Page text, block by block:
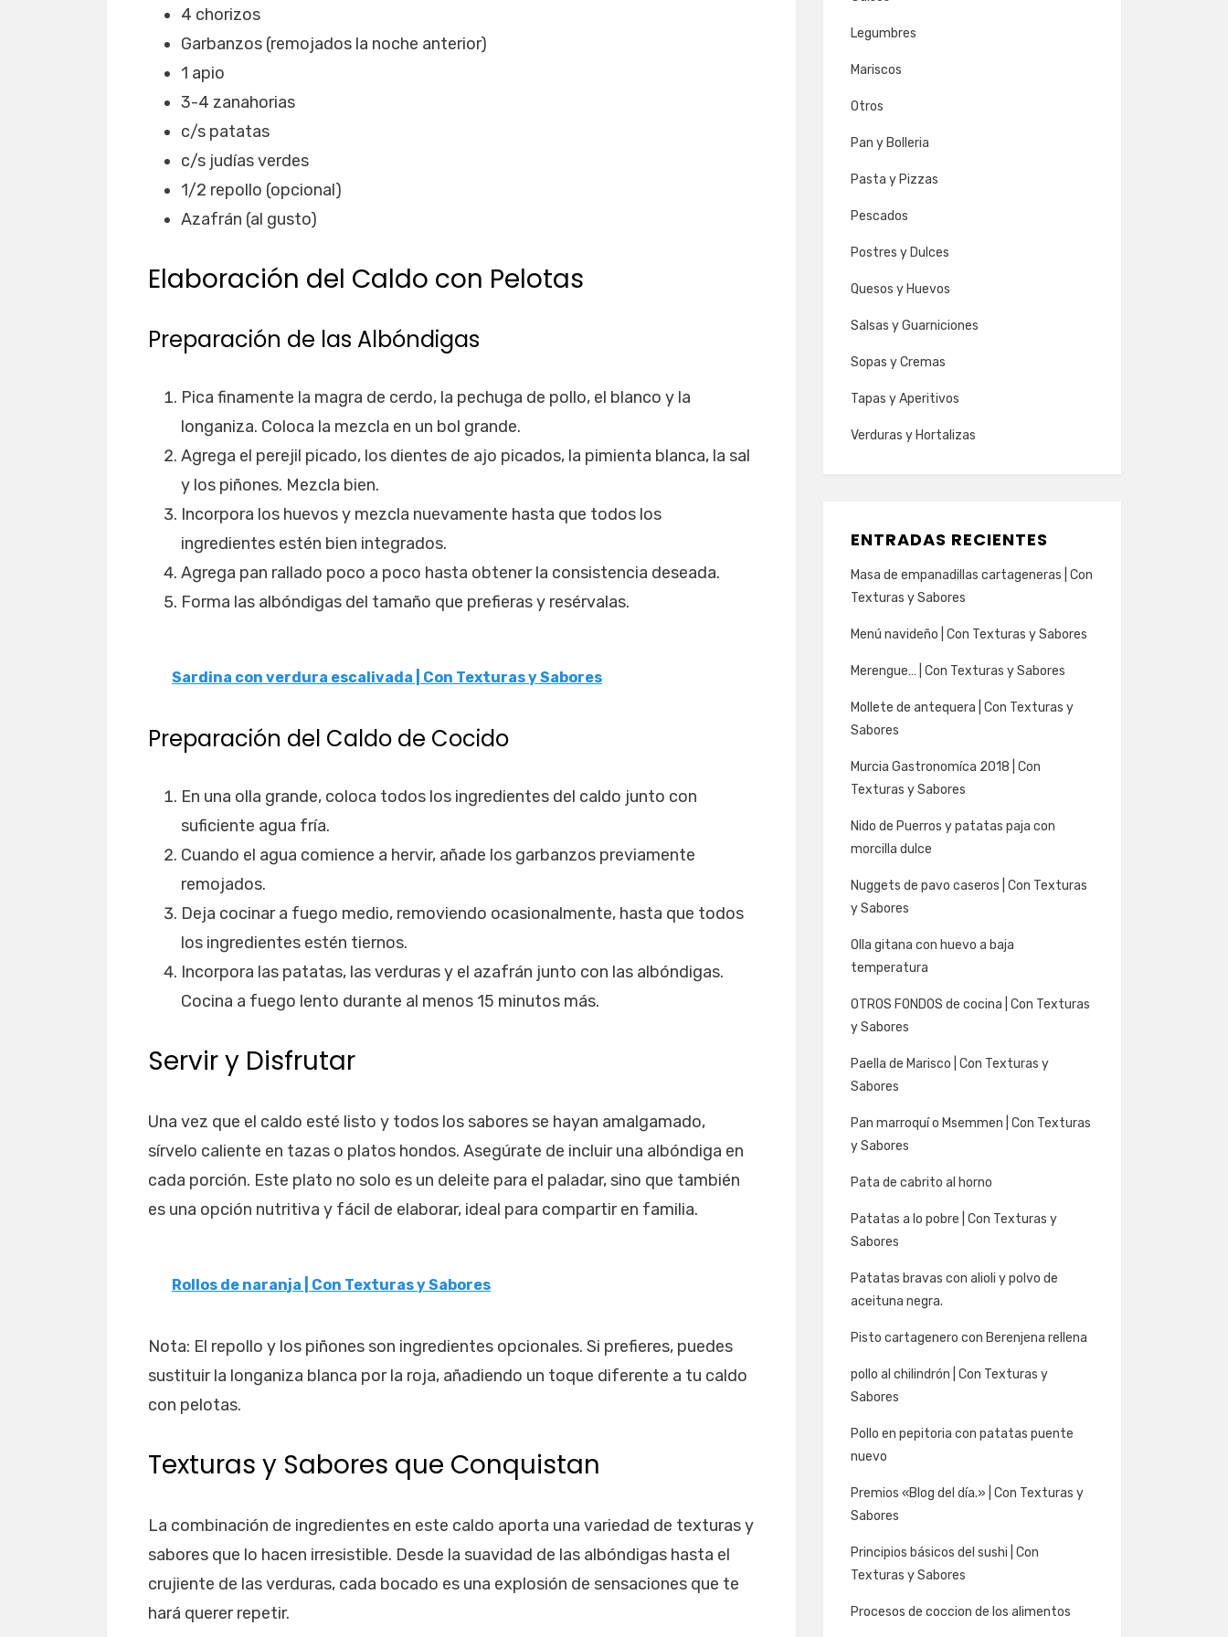
4 chorizos
Garbanzos (remojados la noche anterior)
1 apio
3-4 zanahorias
c/s patatas
c/s judías verdes
1/2 repollo (opcional)
Azafrán (al gusto)
Elaboración del Caldo con Pelotas
Preparación de las Albóndigas
Pica finamente la magra de cerdo, la pechuga de pollo, el blanco y la
longaniza. Coloca la mezcla en un bol grande.
Agrega el perejil picado, los dientes de ajo picados, la pimienta blanca, la sal
y los piñones. Mezcla bien.
Incorpora los huevos y mezcla nuevamente hasta que todos los
ingredientes estén bien integrados.
Agrega pan rallado poco a poco hasta obtener la consistencia deseada.
Forma las albóndigas del tamaño que prefieras y resérvalas.
Sardina con verdura escalivada | Con Texturas y Sabores
Preparación del Caldo de Cocido
En una olla grande, coloca todos los ingredientes del caldo junto con
suficiente agua fría.
Cuando el agua comience a hervir, añade los garbanzos previamente
remojados.
Deja cocinar a fuego medio, removiendo ocasionalmente, hasta que todos
los ingredientes estén tiernos.
Incorpora las patatas, las verduras y el azafrán junto con las albóndigas.
Cocina a fuego lento durante al menos 15 minutos más.
Servir y Disfrutar
Una vez que el caldo esté listo y todos los sabores se hayan amalgamado,
sírvelo caliente en tazas o platos hondos. Asegúrate de incluir una albóndiga en
cada porción. Este plato no solo es un deleite para el paladar, sino que también
es una opción nutritiva y fácil de elaborar, ideal para compartir en familia.
Rollos de naranja | Con Texturas y Sabores
Nota: El repollo y los piñones son ingredientes opcionales. Si prefieres, puedes
sustituir la longaniza blanca por la roja, añadiendo un toque diferente a tu caldo
con pelotas.
Texturas y Sabores que Conquistan
La combinación de ingredientes en este caldo aporta una variedad de texturas y
sabores que lo hacen irresistible. Desde la suavidad de las albóndigas hasta el
crujiente de las verduras, cada bocado es una explosión de sensaciones que te
hará querer repetir.
Legumbres
Mariscos
Otros
Pan y Bolleria
Pasta y Pizzas
Pescados
Postres y Dulces
Quesos y Huevos
Salsas y Guarniciones
Sopas y Cremas
Tapas y Aperitivos
Verduras y Hortalizas
ENTRADAS RECIENTES
Masa de empanadillas cartageneras | Con
Texturas y Sabores
Menú navideño | Con Texturas y Sabores
Merengue… | Con Texturas y Sabores
Mollete de antequera | Con Texturas y
Sabores
Murcia Gastronomíca 2018 | Con
Texturas y Sabores
Nido de Puerros y patatas paja con
morcilla dulce
Nuggets de pavo caseros | Con Texturas
y Sabores
Olla gitana con huevo a baja
temperatura
OTROS FONDOS de cocina | Con Texturas
y Sabores
Paella de Marisco | Con Texturas y
Sabores
Pan marroquí o Msemmen | Con Texturas
y Sabores
Pata de cabrito al horno
Patatas a lo pobre | Con Texturas y
Sabores
Patatas bravas con alioli y polvo de
aceituna negra.
Pisto cartagenero con Berenjena rellena
pollo al chilindrón | Con Texturas y
Sabores
Pollo en pepitoria con patatas puente
nuevo
Premios «Blog del día.» | Con Texturas y
Sabores
Principios básicos del sushi | Con
Texturas y Sabores
Procesos de coccion de los alimentos